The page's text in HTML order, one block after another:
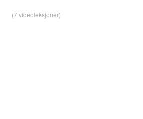
(7 videoleksjoner)